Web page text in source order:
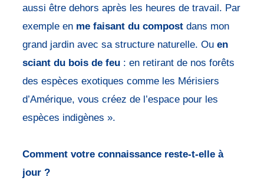
aussi être dehors après les heures de travail. Par
exemple en me faisant du compostdans mon
grand jardin avec sa structure naturelle. Ou en
sciant du bois de feu: en retirant de nos forêts
des espèces exotiques comme les Mérisiers
d’Amérique, vous créez de l’espace pour les
espèces indigènes ».
Comment votre connaissance reste-t-elle à
jour ?